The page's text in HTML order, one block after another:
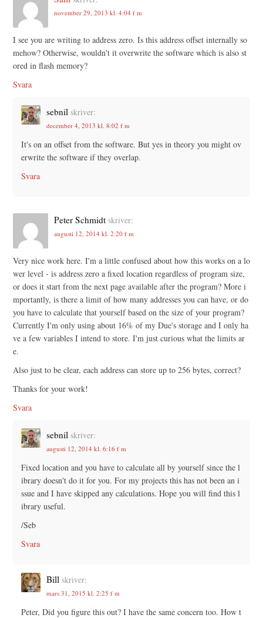
november 29, 2013 kl. 4:04 f m
I see you are writing to address zero. Is this address offset internally so
mehow? Otherwise, wouldn't it overwrite the software which is also st
ored in flash memory?
Svara
sebnil skriver:
december 4, 2013 kl. 8:02 f m
It's on an offset from the software. But yes in theory you might ov
erwrite the software if they overlap.
Svara
Peter Schmidt skriver:
augusti 12, 2014 kl. 2:20 f m
Very nice work here. I'm a little confused about how this works on a lo
wer level - is address zero a fixed location regardless of program size,
or does it start from the next page available after the program? More i
mportantly, is there a limit of how many addresses you can have, or do
you have to calculate that yourself based on the size of your program?
Currently I'm only using about 16% of my Due's storage and I only ha
ve a few variables I intend to store. I'm just curious what the limits ar
e.
Also just to be clear, each address can store up to 256 bytes, correct?
Thanks for your work!
Svara
sebnil skriver:
augusti 12, 2014 kl. 6:16 f m
Fixed location and you have to calculate all by yourself since the l
ibrary doesn't do it for you. For my projects this has not been an i
ssue and I have skipped any calculations. Hope you will find this l
ibrary useful.
/Seb
Svara
Bill skriver:
mars 31, 2015 kl. 2:25 f m
Peter, Did you figure this out? I have the same concern too. How t